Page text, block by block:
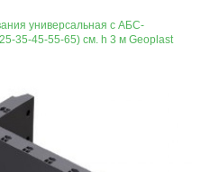
универсальная с АБС-
35-45-55-65) см. h 3 м Geoplast